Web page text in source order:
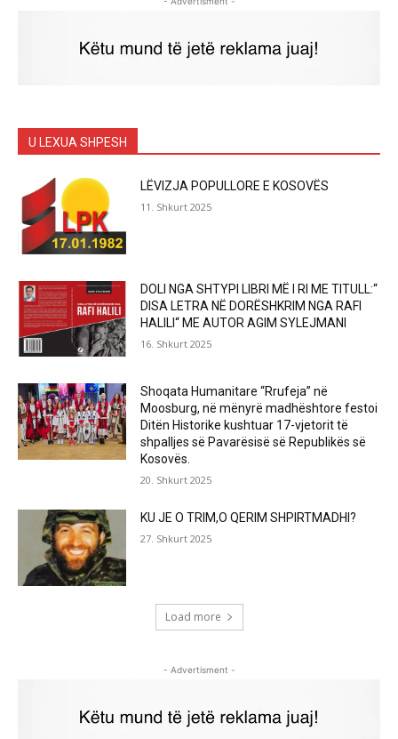
U LEXUA SHPESH
LËVIZJA POPULLORE E KOSOVËS
11. Shkurt 2025
DOLI NGA SHTYPI LIBRI MË I RI ME TITULL:“
DISA LETRA NË DORËSHKRIM NGA RAFI
HALILI“ ME AUTOR AGIM SYLEJMANI
16. Shkurt 2025
Shoqata Humanitare “Rrufeja” në
Moosburg, në mënyrë madhështore festoi
Ditën Historike kushtuar 17-vjetorit të
shpalljes së Pavarësisë së Republikës së
Kosovës.
20. Shkurt 2025
KU JE O TRIM,O QERIM SHPIRTMADHI?
27. Shkurt 2025
Load more
- Advertisment -